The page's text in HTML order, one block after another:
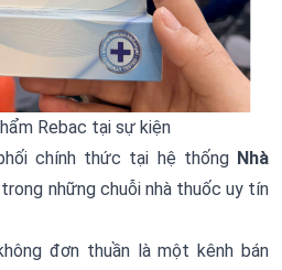
Rebac tại sự kiện
chính thức tại hệ thống Nhà
những chuỗi nhà thuốc uy tín
đơn thuần là một kênh bán